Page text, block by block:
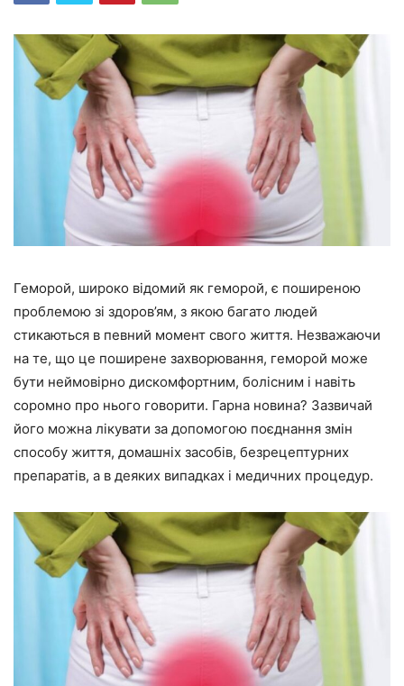
Геморой, широко відомий як геморой, є поширеною
проблемою зі здоров’ям, з якою багато людей
стикаються в певний момент свого життя. Незважаючи
на те, що це поширене захворювання, геморой може
бути неймовірно дискомфортним, болісним і навіть
соромно про нього говорити. Гарна новина? Зазвичай
його можна лікувати за допомогою поєднання змін
способу життя, домашніх засобів, безрецептурних
препаратів, а в деяких випадках і медичних процедур.